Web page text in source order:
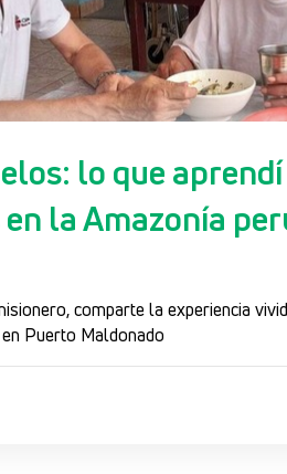
lo que
la Amazonía
comparte la experiencia
Puerto Maldonado